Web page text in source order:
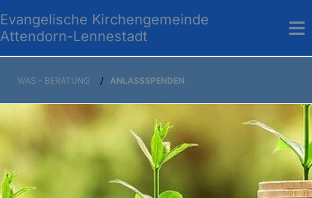
Evangelische Kirchengemeinde
Attendorn-Lennestadt
WAS - BERATUNG / ANLASSSPENDEN